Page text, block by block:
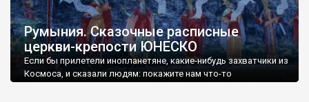
Румыния. Сказочные расписные
церкви-крепости ЮНЕСКО
Если бы прилетели инопланетяне, какие-нибудь захватчики из
Космоса, и сказали людям: покажите нам что-то